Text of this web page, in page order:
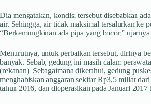
Dia mengatakan, kondisi tersebut disebabkan
air. Sehingga, air tidak maksimal tersalurkan ke
“Berkemungkinan ada pipa yang bocor,” ujarnya.
Menurutnya, untuk perbaikan tersebut, dirinya
banyak. Sebab, gedung ini masih dalam
(rekanan). Sebagaimana diketahui, gedung
menghabiskan anggaran sekitar Rp3,5 miliar
tahun 2016, dan dioperasikan pada Januari 2017